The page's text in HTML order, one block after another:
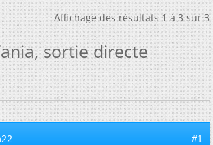
Affichage des résultats 1 à 3 sur 3
sortie directe
#1